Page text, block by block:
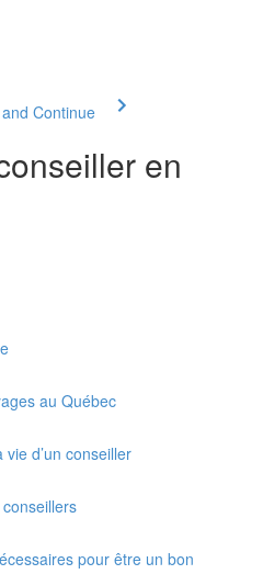
Continue
en
au Québec
d’un conseiller
pour être un bon